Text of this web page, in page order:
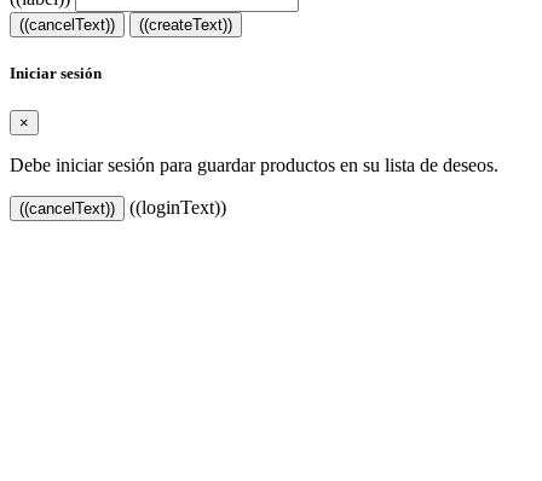
((cancelText)) ((createText))
Iniciar sesión
×
Debe iniciar sesión para guardar productos en su lista de deseos.
((cancelText)) ((loginText))